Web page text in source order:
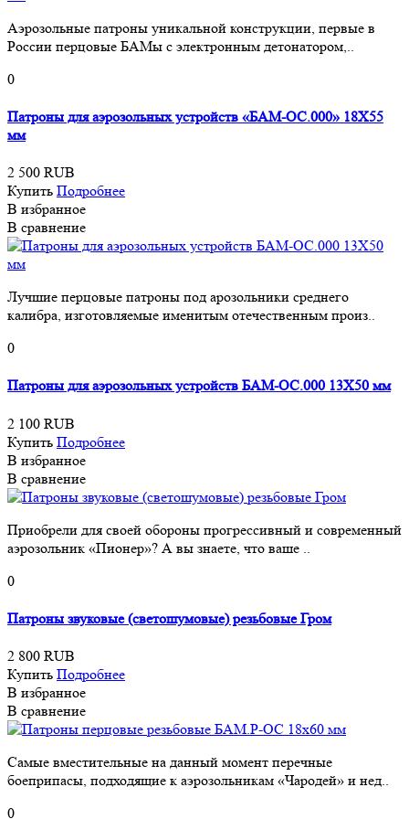
Аэрозольные патроны уникальной конструкции, первые в
России перцовые БАМы с электронным детонатором,..
0
Патроны для аэрозольных устройств «БАМ-ОС.000» 18Х55
мм
2 500 RUB
Купить Подробнее
В избранное
В сравнение
Лучшие перцовые патроны под арозольники среднего
калибра, изготовляемые именитым отечественным произ..
0
Патроны для аэрозольных устройств БАМ-ОС.000 13Х50 мм
2 100 RUB
Купить Подробнее
В избранное
В сравнение
Приобрели для своей обороны прогрессивный и современный
аэрозольник «Пионер»? А вы знаете, что ваше ..
0
Патроны звуковые (светошумовые) резьбовые Гром
2 800 RUB
Купить Подробнее
В избранное
В сравнение
Самые вместительные на данный момент перечные
боеприпасы, подходящие к аэрозольникам «Чародей» и нед..
0